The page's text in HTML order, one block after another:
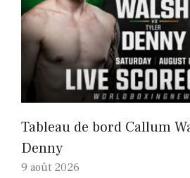
Tableau de bord Callum
Denny
9 août 2026